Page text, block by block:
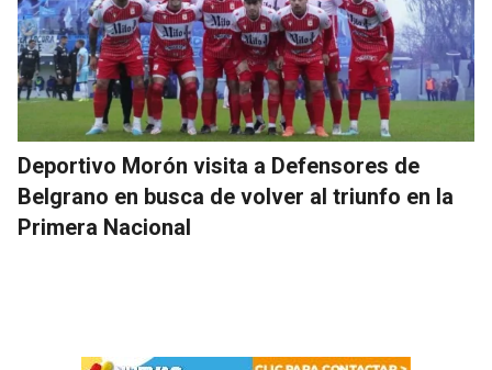
Deportivo Morón visita a Defensores de
Belgrano en busca de volver al triunfo en la
Primera Nacional